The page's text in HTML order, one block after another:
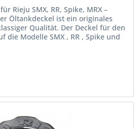
Rieju SMX, RR, Spike, MRX –
Öltankdeckel ist ein originales
Qualität. Der Deckel für den
die Modelle SMX , RR , Spike und